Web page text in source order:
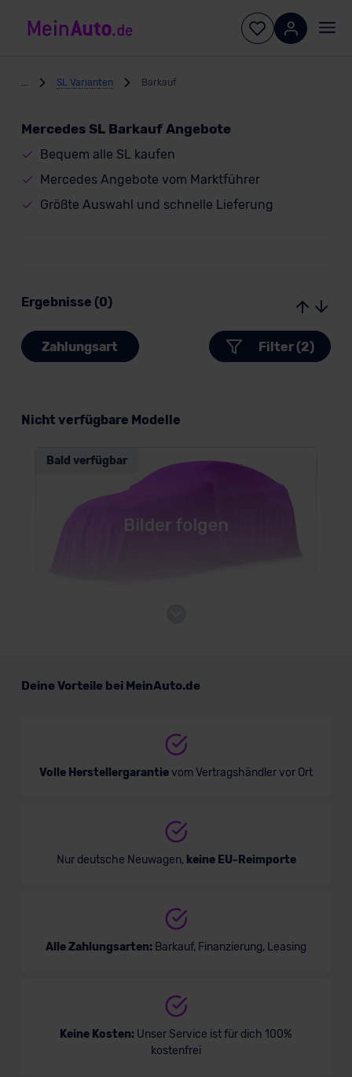
SL Varianten Barkauf
Mercedes SL Barkauf Angebote
Bequem alle SL kaufen
Mercedes Angebote vom Marktführer
Größte Auswahl und schnelle Lieferung
Ergebnisse (0)
Zahlungsart Filter (2)
Nicht verfügbare Modelle
Bald verfügbar
Deine Vorteile bei MeinAuto.de
Volle Herstellergarantievom Vertragshändler vor Ort
Nur deutsche Neuwagen, keine EU-Reimporte
Alle Zahlungsarten: Barkauf, Finanzierung, Leasing
Keine Kosten: Unser Service ist für dich 100%
kostenfrei